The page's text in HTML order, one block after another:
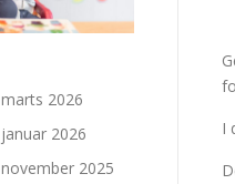
I
marts 2026
januar 2026
november 2025